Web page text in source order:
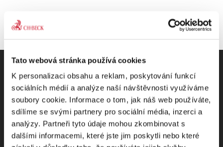
Tato webová stránka používá cookies
K personalizaci obsahu a reklam, poskytování funkcí
sociálních médií a analýze naší návštěvnosti využíváme
soubory cookie. Informace o tom, jak náš web používáte,
sdílíme se svými partnery pro sociální média, inzerci a
analýzy. Partneři tyto údaje mohou zkombinovat s
dalšími informacemi, které jste jim poskytli nebo které
Odebírejte Beck-online
NEWS